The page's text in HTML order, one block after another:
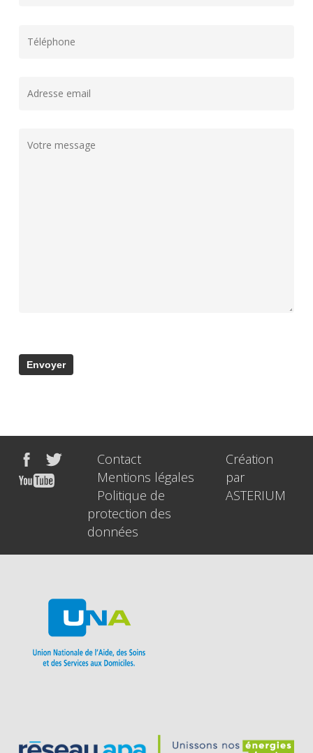
Contact
Mentions légales
Politique de
protection des
données
Création
par
ASTERIUM